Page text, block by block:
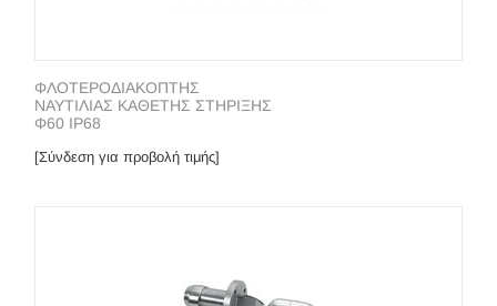
ΦΛΟΤΕΡΟΔΙΑΚΟΠΤΗΣ
ΝΑΥΤΙΛΙΑΣ ΚΑΘΕΤΗΣ ΣΤΗΡΙΞΗΣ
Φ60 IP68
[Σύνδεση για προβολή τιμής]